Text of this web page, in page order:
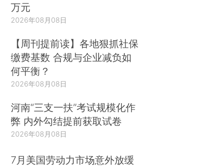
万元
2026年08月08日
【周刊提前读】各地狠抓社保
缴费基数 合规与企业减负如
何平衡？
2026年08月08日
河南“三支一扶”考试规模化作
弊 内外勾结提前获取试卷
2026年08月08日
7月美国劳动力市场意外放缓